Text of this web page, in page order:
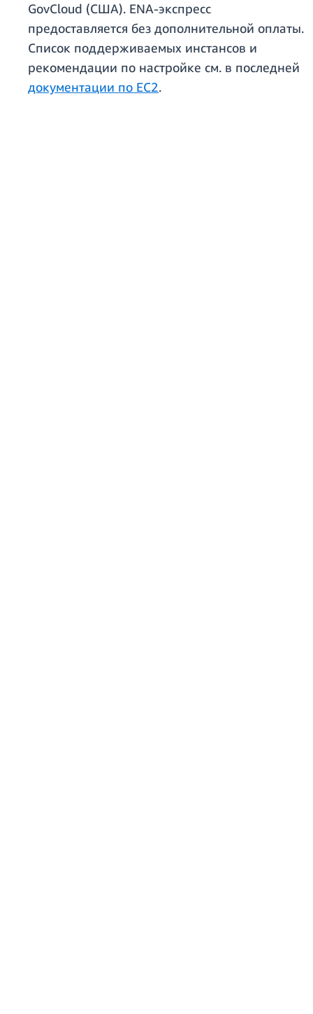
GovCloud (США). ENA-экспресс
предоставляется без дополнительной оплаты.
Список поддерживаемых инстансов и
рекомендации по настройке см. в последней
документации по EC2.